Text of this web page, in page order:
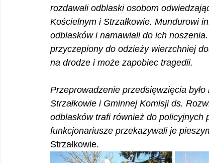
rozdawali odblaski osobom
Kościelnym i Strzałkowie. Mundurowi
odblasków i namawiali do ich
przyczepiony do odzieży wierzchniej
na drodze i może zapobiec tragedii.
Przeprowadzenie przedsięwzięcia
Strzałkowie i Gminnej Komisji ds.
odblasków trafi również do policyjnych
funkcjonariusze przekazywali je
Strzałkowie.